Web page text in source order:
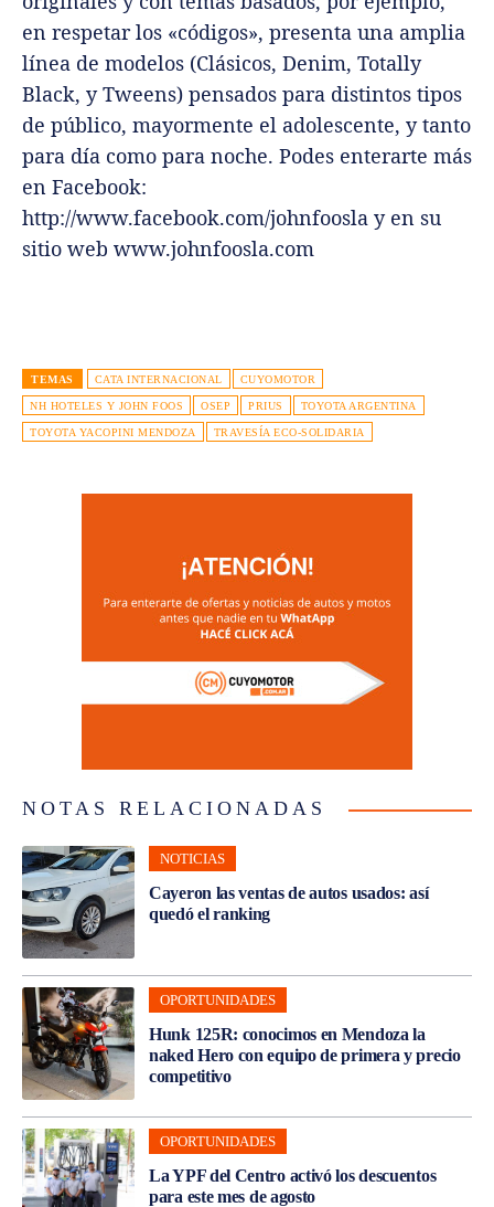
en respetar los «códigos», presenta una amplia
línea de modelos (Clásicos, Denim, Totally
Black, y Tweens) pensados para distintos tipos
de público, mayormente el adolescente, y tanto
para día como para noche. Podes enterarte más
en Facebook:
http://www.facebook.com/johnfoosla y en su
sitio web www.johnfoosla.com
TEMAS CATA INTERNACIONAL CUYOMOTOR
NH HOTELES Y JOHN FOOS OSEP PRIUS TOYOTA ARGENTINA
TOYOTA YACOPINI MENDOZA TRAVESÍA ECO-SOLIDARIA
NOTAS RELACIONADAS
NOTICIAS
Cayeron las ventas de autos usados: así
quedó el ranking
OPORTUNIDADES
Hunk 125R: conocimos en Mendoza la
naked Hero con equipo de primera y precio
competitivo
OPORTUNIDADES
La YPF del Centro activó los descuentos
para este mes de agosto